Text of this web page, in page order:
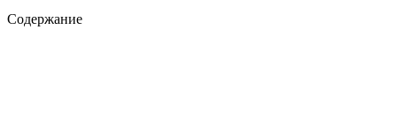
Содержание